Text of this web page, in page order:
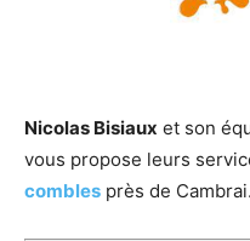
Nicolas Bisiaux et son
vous propose leurs
combles près de Cambrai.